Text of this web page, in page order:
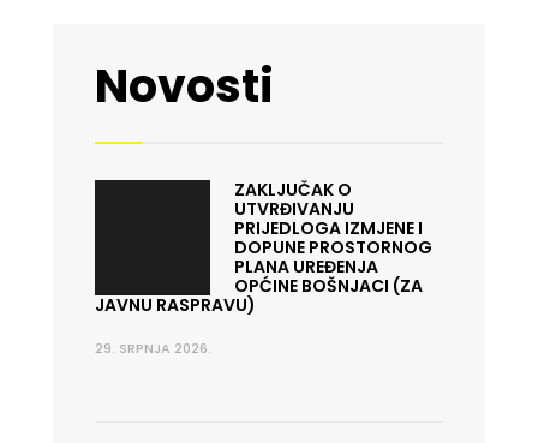
Novosti
ZAKLJUČAK O
UTVRĐIVANJU
PRIJEDLOGA IZMJENE I
DOPUNE PROSTORNOG
PLANA UREĐENJA
OPĆINE BOŠNJACI (ZA
JAVNU RASPRAVU)
29. SRPNJA 2026.